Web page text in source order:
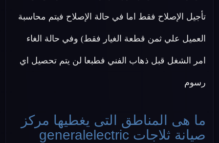
تأجيل الإصلاح فقط اما في حالة الإصلاح فيتم محاسبة
العميل علي ثمن قطعة الغيار فقط) وفي حالة الغاء
امر الشغل قبل ذهاب الفني فطبعا لن يتم تحصيل اي
رسوم
ما هى المناطق التى يغطيها مركز
صيانة ثلاجات generalelectric